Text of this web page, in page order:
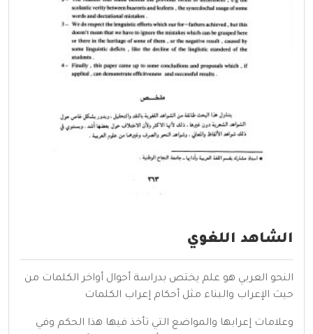
الشاهد اللغوي
النحو العربي هو علم يختص بدراسة أحوال أواخر الكلمات من
حيث الإعراب والبناء مثل أحكام إعراب الكلمات
وعلامات إعرابها والمواضع التي تأخذ فيها هذا الحكم وفي